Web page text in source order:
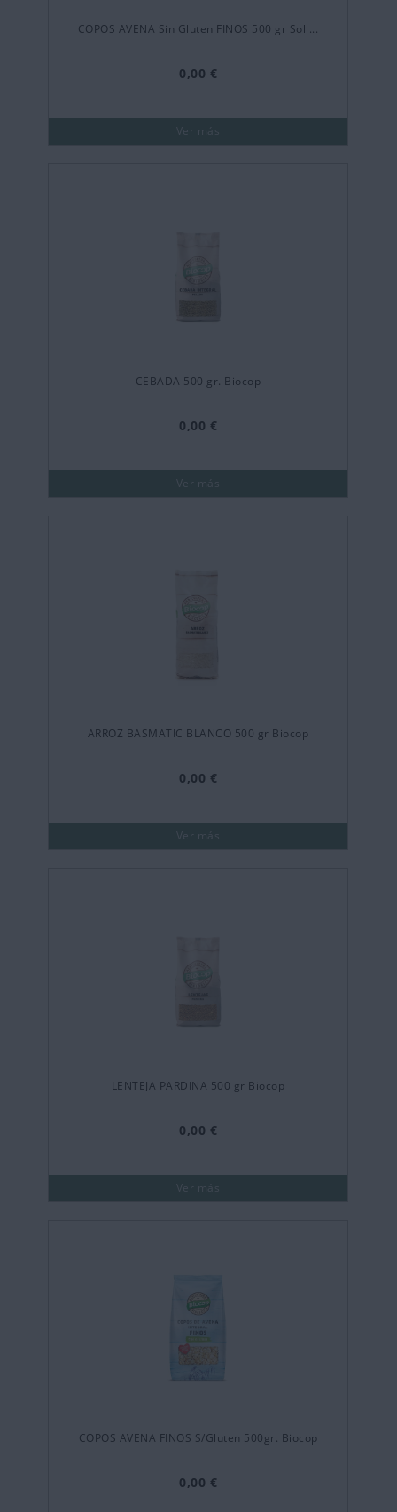
COPOS AVENA Sin Gluten FINOS 500 gr Sol ...
0,00 €
Ver más
CEBADA 500 gr. Biocop
0,00 €
Ver más
ARROZ BASMATIC BLANCO 500 gr Biocop
0,00 €
Ver más
LENTEJA PARDINA 500 gr Biocop
0,00 €
Ver más
COPOS AVENA FINOS S/Gluten 500gr. Biocop
0,00 €